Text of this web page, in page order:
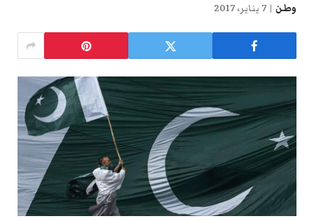
وطن 7 يناير، 2017